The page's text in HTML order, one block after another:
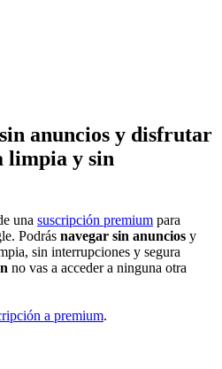
anuncios y disfrutar
limpia y sin
una suscripción premium para
Podrás navegar sin anuncios y
sin interrupciones y segura
no vas a acceder a ninguna otra
a premium.